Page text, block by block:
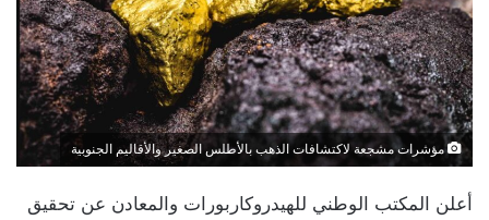
مؤشرات مشجعة لاكتشافات الذهب بالأطلس الصغير والأقاليم الجنوبية
أعلن المكتب الوطني للهيدروكاربورات والمعادن عن تحقيق